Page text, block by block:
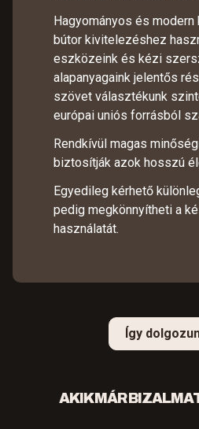
Hagyományos és
bútor kivitelezéshez
eszközeink és kézi
alapanyagaink jelentős
szövet választékunk
európai uniós forrásból
Rendkívül magas
biztosítják azok hosszú
Egyedileg kérhető
pedig megkönnyítheti a
használatát.
Így
AKIK MÁR